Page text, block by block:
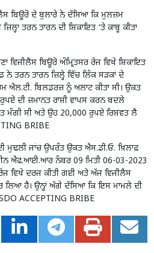
ਬਿਊਰੋ ਦੇ ਬੁਲਾਰੇ ਨੇ ਦੱਸਿਆ ਕਿ ਮੁਲਜ਼ਮ
ਤਰਨ ਤਾਰਨ ਦੀ ਸ਼ਿਕਾਇਤ ‘ਤੇ ਕਾਬੂ ਕੀਤਾ
ਵਿਜੀਲੈਂਸ ਬਿਊਰੋ ਅੰਮ੍ਰਿਤਸਰ ਰੇਂਜ ਵਿਖੇ ਸ਼ਿਕਾਇਤ
ਤਰਨ ਤਾਰਨ ਜ਼ਿਲ੍ਹੇ ਵਿੱਚ ਲਿੰਕ ਸੜਕਾਂ ਦੇ
ਐਲ.ਟੀ. ਬਿਲਡਰਜ਼ ਨੂੰ ਅਲਾਟ ਕੀਤਾ ਸੀ। ਉਕਤ
ਦੀ ਜ਼ਮਾਨਤ ਰਾਸ਼ੀ ਵਾਪਸ ਕਰਨ ਬਦਲੇ
ਮੰਗੀ ਸੀ ਅਤੇ ਉਹ 20,000 ਰੁਪਏ ਰਿਸ਼ਵਤ ਲੈ
BRIBE
ਮੁਢਲੀ ਜਾਂਚ ਉਪਰੰਤ ਉਕਤ ਐਸ.ਡੀ.ਓ. ਖ਼ਿਲਾਫ਼
ਐਫ.ਆਈ.ਆਰ ਨੰਬਰ 09 ਮਿਤੀ 06-03-2023
ਰੇਂਜ ਵਿਖੇ ਦਰਜ ਕੀਤੀ ਗਈ ਅਤੇ ਅੱਜ ਵਿਜੀਲੈਂਸ
ਲਿਆ ਹੈ। ਉਨ੍ਹਾਂ ਅੱਗੇ ਦੱਸਿਆ ਕਿ ਇਸ ਮਾਮਲੇ ਦੀ
ACCEPTING BRIBE